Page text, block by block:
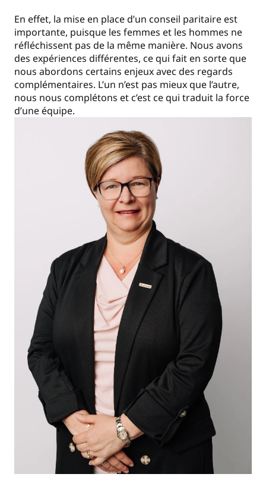
En effet, la mise en place d’un conseil paritaire est
importante, puisque les femmes et les hommes ne
réfléchissent pas de la même manière. Nous avons
des expériences différentes, ce qui fait en sorte que
nous abordons certains enjeux avec des regards
complémentaires. L’un n’est pas mieux que l’autre,
nous nous complétons et c’est ce qui traduit la force
d’une équipe.